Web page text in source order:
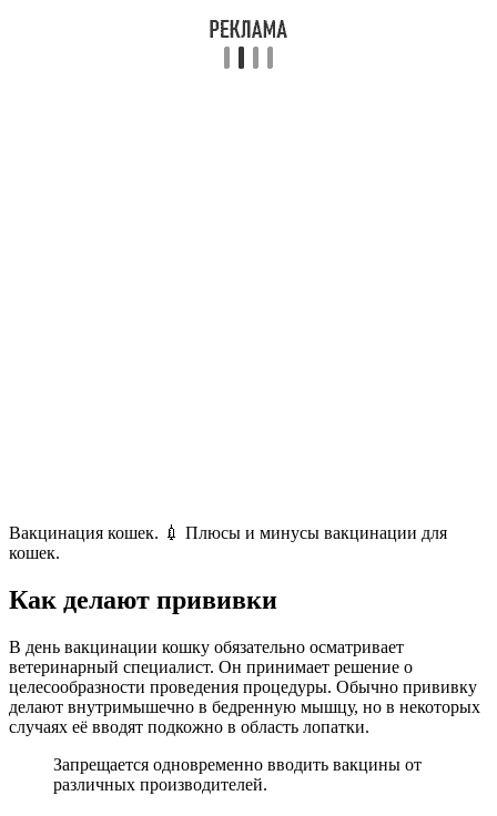
Вакцинация кошек. 💉 Плюсы и минусы вакцинации для
кошек.
Как делают прививки
В день вакцинации кошку обязательно осматривает
ветеринарный специалист. Он принимает решение о
целесообразности проведения процедуры. Обычно прививку
делают внутримышечно в бедренную мышцу, но в некоторых
случаях её вводят подкожно в область лопатки.
Запрещается одновременно вводить вакцины от
различных производителей.